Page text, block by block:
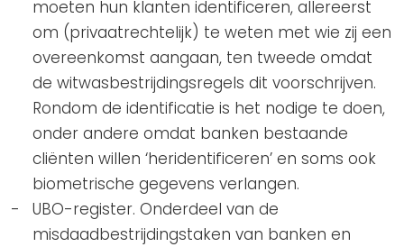
moeten hun klanten identificeren, allereerst
om (privaatrechtelijk) te weten met wie zij een
overeenkomst aangaan, ten tweede omdat
de witwasbestrijdingsregels dit voorschrijven.
Rondom de identificatie is het nodige te doen,
onder andere omdat banken bestaande
cliënten willen ‘heridentificeren’ en soms ook
biometrische gegevens verlangen.
UBO-register. Onderdeel van de
misdaadbestrijdingstaken van banken en